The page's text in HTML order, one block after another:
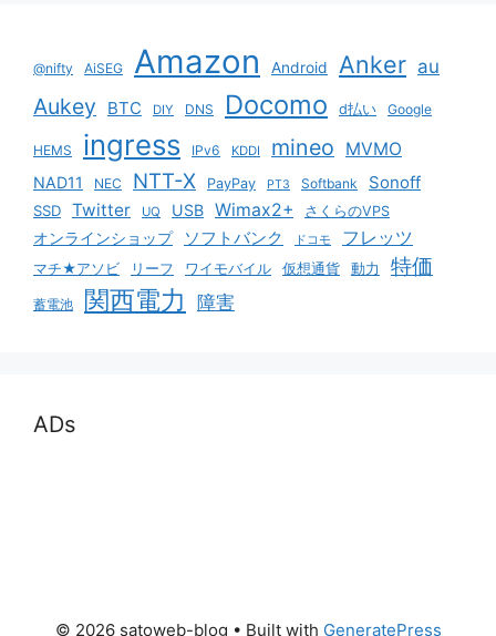
@nifty AiSEG Amazon Android Anker au
Aukey BTC DIY DNS Docomo d払い Google
HEMS ingress IPv6 KDDI mineo MVMO
NAD11 NEC NTT-X PayPay PT3 Softbank Sonoff
SSD Twitter UQ USB Wimax2+ さくらのVPS
オンラインショップ ソフトバンク ドコモ フレッツ
マチ★アソビ リーフ ワイモバイル 仮想通貨 動力 特価
蓄電池 関西電力 障害
ADs
© 2026 satoweb-blog • Built with GeneratePress